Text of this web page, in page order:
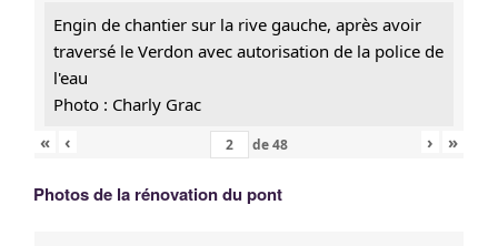
Engin de chantier sur la rive gauche, après avoir
traversé le Verdon avec autorisation de la police de
l'eau
Photo : Charly Grac
«
‹ de48 › »
Photos de la rénovation du pont